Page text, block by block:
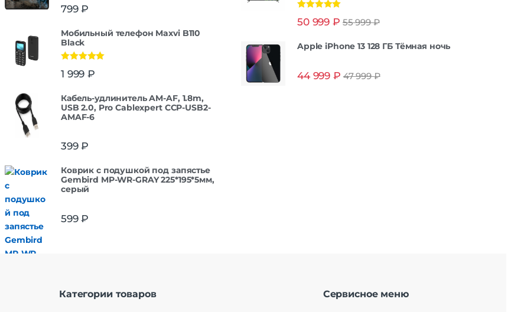
799₽
Мобильный телефон Maxvi B110
Black
из 5
1 999 ₽
Кабель-удлинитель AM-AF, 1.8m,
USB 2.0, Pro Cablexpert CCP-USB2-
AMAF-6
399₽
Коврик с подушкой под запястье
Gembird MP-WR-GRAY 225*195*5мм,
серый
599₽
из 5
50 999 ₽ 55 999₽
Apple iPhone 13 128 ГБ Тёмная ночь
44 999 ₽ 47 999₽
Категории товаров Сервисное меню